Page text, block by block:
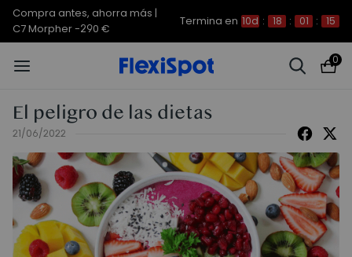
Compra antes, ahorra más |
C7 Morpher -290 €
Termina en 10d : 18 : 01 : 15
0
El peligro de las dietas
21/06/2022